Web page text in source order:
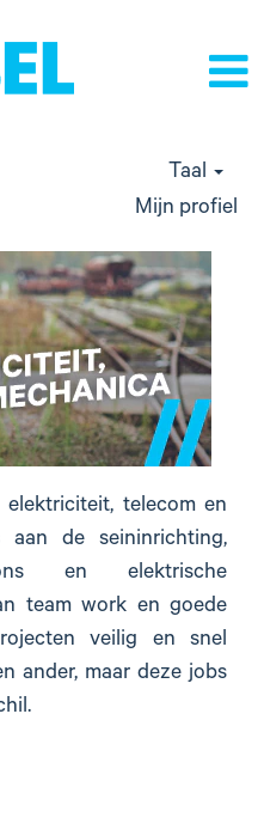
Taal
Mijn profiel
elektriciteit, telecom en
de seininrichting,
en elektrische
team work en goede
veilig en snel
ander, maar deze jobs